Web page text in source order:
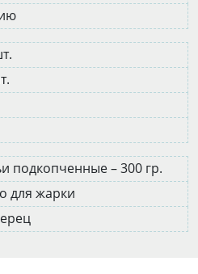
подкопченные – 300 гр.
для жарки